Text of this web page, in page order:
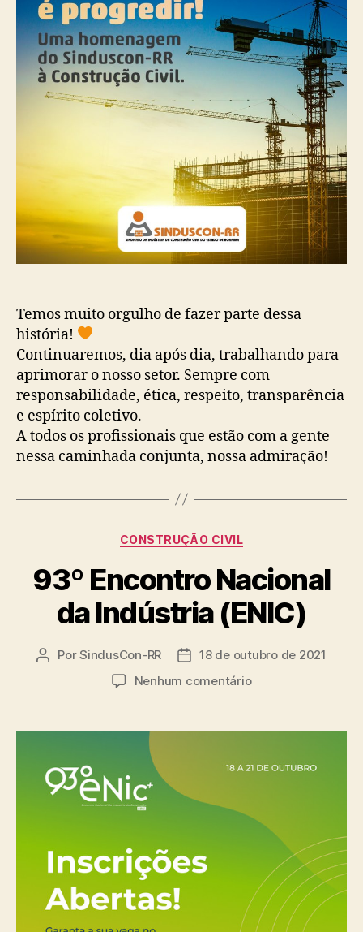
Temos muito orgulho de fazer parte dessa
história!
Continuaremos, dia após dia, trabalhando para
aprimorar o nosso setor. Sempre com
responsabilidade, ética, respeito, transparência
e espírito coletivo.
A todos os profissionais que estão com a gente
nessa caminhada conjunta, nossa admiração!
Categorias
CONSTRUÇÃO CIVIL
93º Encontro Nacional
da Indústria (ENIC)
Autor
PorSindusCon-RR
Data18 de outubro de 2021
Nenhum comentárioem
Nacional
Indústria